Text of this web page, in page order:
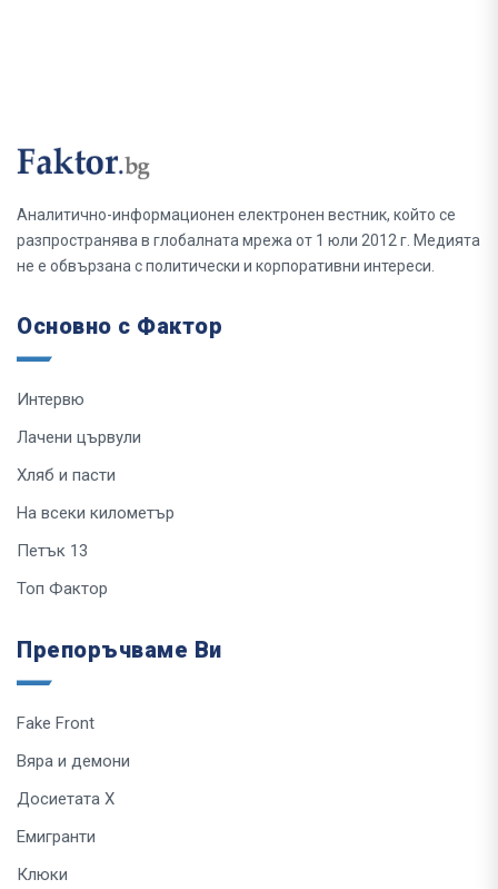
Аналитично-информационен електронен вестник, който се
разпространява в глобалната мрежа от 1 юли 2012 г. Медията
не е обвързана с политически и корпоративни интереси.
Основно с Фактор
Интервю
Лачени цървули
Хляб и пасти
На всеки километър
Петък 13
Топ Фактор
Препоръчваме Ви
Fake Front
Вяра и демони
Досиетата Х
Емигранти
Клюки